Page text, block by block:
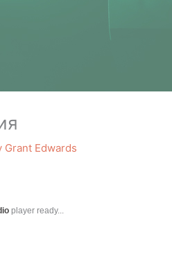
Grant Edwards
player ready...